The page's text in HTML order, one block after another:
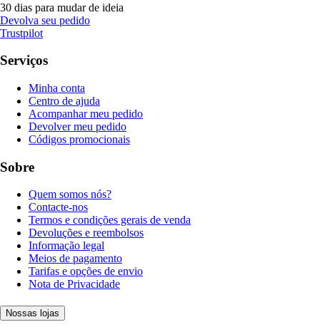
30 dias para mudar de ideia
Devolva seu pedido
Trustpilot
Serviços
Minha conta
Centro de ajuda
Acompanhar meu pedido
Devolver meu pedido
Códigos promocionais
Sobre
Quem somos nós?
Contacte-nos
Termos e condições gerais de venda
Devoluções e reembolsos
Informação legal
Meios de pagamento
Tarifas e opções de envio
Nota de Privacidade
Nossas lojas